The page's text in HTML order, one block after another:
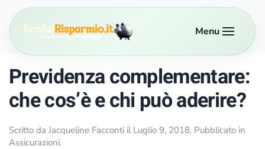
Passa al contenuto principale Menu
Previdenza complementare:
che cos’è e chi può aderire?
Scritto da Jacqueline Facconti il Luglio 9, 2018. Pubblicato in
Assicurazioni.